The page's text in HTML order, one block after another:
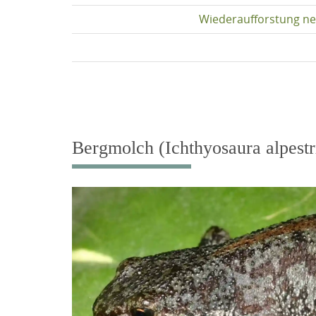
Wiederaufforstung
Bergmolch (Ichthyosaura